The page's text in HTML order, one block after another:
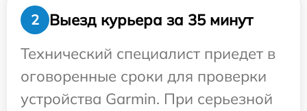
2
Выезд курьера за 35 минут
Технический специалист приедет в
оговоренные сроки для проверки
устройства Garmin. При серьезной